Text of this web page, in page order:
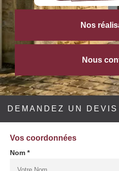
Nos
Nous
DEMANDEZ UN
Vos coordonnées
Nom *